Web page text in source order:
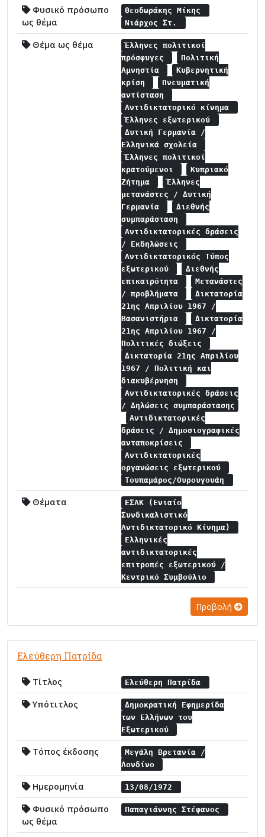
Φυσικό πρόσωπο
ως θέμα
Θεοδωράκης Μίκης
Νιάρχος Στ.
Θέμα ως θέμα
Έλληνες πολιτικοί
πρόσφυγες
Πολιτική
Αμνηστία
Κυβερνητική
κρίση
Πνευματική
αντίσταση
Αντιδικτατορικό κίνημα
Έλληνες εξωτερικού
Δυτική Γερμανία /
Ελληνικά σχολεία
Έλληνες πολιτικοί
κρατούμενοι
Κυπριακό
Ζήτημα
Έλληνες
μετανάστες / Δυτική
Γερμανία
Διεθνής
συμπαράσταση
Αντιδικτατορικές δράσεις
/ Εκδηλώσεις
Αντιδικτατορικός Τύπος
εξωτερικού
Διεθνής
επικαιρότητα
Μετανάστες
/ προβλήματα
Δικτατορία
21ης Απριλίου 1967 /
Βασανιστήρια
Δικτατορία
21ης Απριλίου 1967 /
Πολιτικές διώξεις
Δικτατορία 21ης Απριλίου
1967 / Πολιτική και
διακυβέρνηση
Αντιδικτατορικές δράσεις
/ Δηλώσεις συμπαράστασης
Αντιδικτατορικές
δράσεις / Δημοσιογραφικές
ανταποκρίσεις
Αντιδικτατορικές
οργανώσεις εξωτερικού
Τουπαμάρος/Ουρουγουάη
Θέματα
ΕΣΑΚ (Ενιαίο
Συνδικαλιστικό
Αντιδικτατορικό Κίνημα)
Ελληνικές
αντιδικτατορικές
επιτροπές εξωτερικού /
Κεντρικό Συμβούλιο
Προβολή
Ελεύθερη Πατρίδα
Τίτλος Ελεύθερη Πατρίδα
Υπότιτλος
Δημοκρατική Εφημερίδα
των Ελλήνων του
Εξωτερικού
Τόπος έκδοσης
Μεγάλη Βρετανία /
Λονδίνο
Ημερομηνία 13/08/1972
Φυσικό πρόσωπο
ως θέμα
Παπαγιάννης Στέφανος